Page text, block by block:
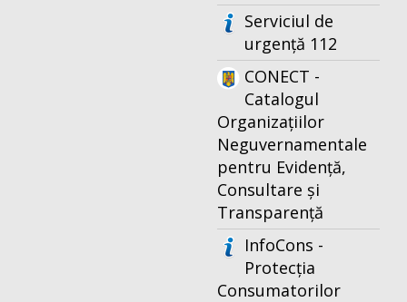
Serviciul de
urgență 112
CONECT -
Catalogul
Organizațiilor
Neguvernamentale
pentru Evidență,
Consultare și
Transparență
InfoCons -
Protecția
Consumatorilor